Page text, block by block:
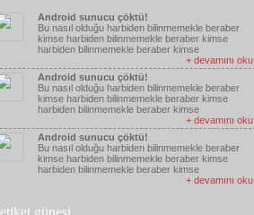
Android sunucu çöktü!
Bu nasıl olduğu harbiden bilinmemekle beraber
kimse harbiden bilinmemekle beraber kimse
harbiden bilinmemekle beraber kimse
+ devamını oku
Android sunucu çöktü!
Bu nasıl olduğu harbiden bilinmemekle beraber
kimse harbiden bilinmemekle beraber kimse
harbiden bilinmemekle beraber kimse
+ devamını oku
Android sunucu çöktü!
Bu nasıl olduğu harbiden bilinmemekle beraber
kimse harbiden bilinmemekle beraber kimse
harbiden bilinmemekle beraber kimse
+ devamını oku
etiket güneşi